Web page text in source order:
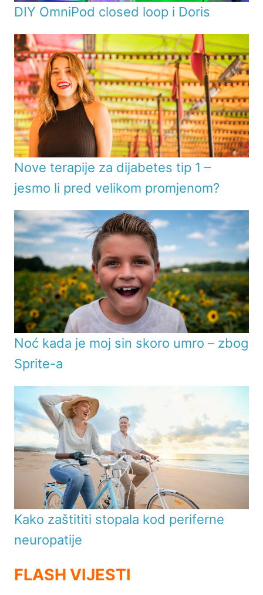
DIY OmniPod closed loop i Doris
Nove terapije za dijabetes tip 1 –
jesmo li pred velikom promjenom?
Noć kada je moj sin skoro umro – zbog
Sprite-a
Kako zaštititi stopala kod periferne
neuropatije
FLASH VIJESTI